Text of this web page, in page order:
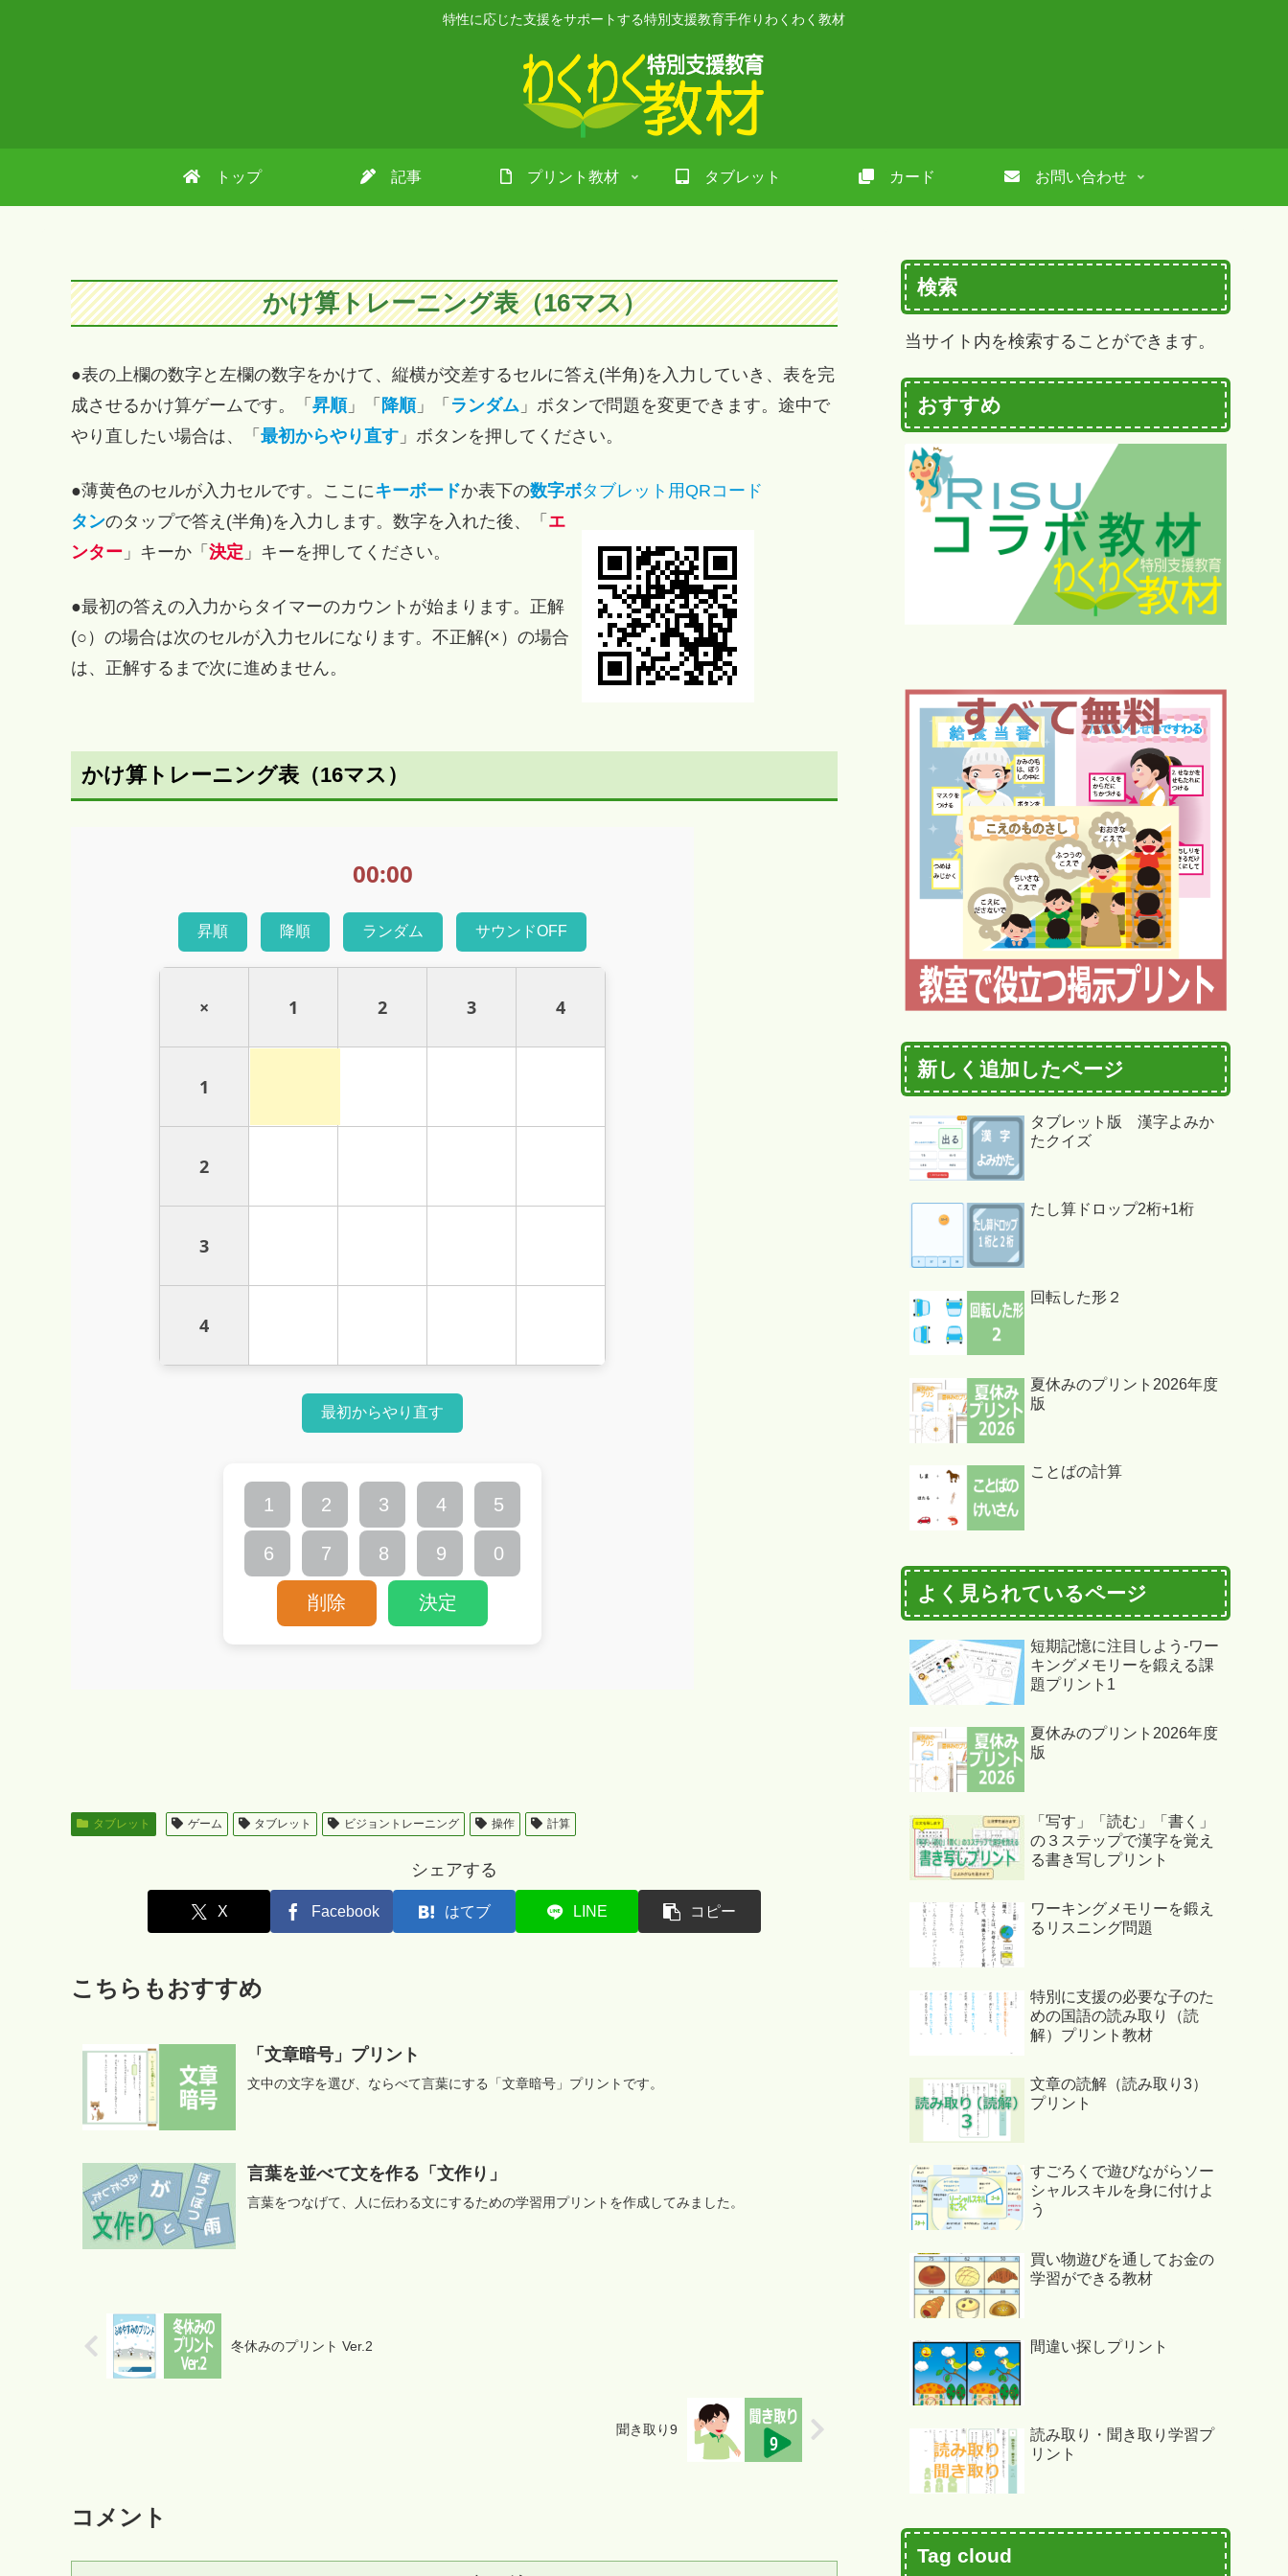
特性に応じた支援をサポートする特別支援教育手作りわくわく教材
トップ 記事 プリント教材 タブレット カード お問い合わせ
かけ算トレーニング表（16マス）
●表の上欄の数字と左欄の数字をかけて、縦横が交差するセルに答え(半角)を入力していき、表を完
成させるかけ算ゲームです。「 昇順」「 降順」「 ランダム 」ボタンで問題を変更できます。途中で
やり直したい場合は、「 最初からやり直す 」ボタンを押してください。
●薄黄色のセルが入力セルです。ここにキーボードか表下の数字ボ
タンのタップで答え(半角)を入力します。数字を入れた後、「 エ
ンター 」キーか「 決定 」キーを押してください。
●最初の答えの入力からタイマーのカウントが始まります。正解
(○）の場合は次のセルが入力セルになります。不正解(×）の場合
は、正解するまで次に進めません。
タブレット用QRコード
かけ算トレーニング表（16マス）
タブレット ゲーム タブレット ビジョントレーニング 操作 計算
シェアする
X Facebook はてブ LINE コピー
こちらもおすすめ
「文章暗号」プリント
文中の文字を選び、ならべて言葉にする「文章暗号」プリントです。
言葉を並べて文を作る「文作り」
言葉をつなげて、人に伝わる文にするための学習用プリントを作成してみました。
冬休みのプリント Ver.2
聞き取り9
コメント
検索
当サイト内を検索することができます。
おすすめ
新しく追加したページ
タブレット版 漢字よみか
たクイズ
たし算ドロップ2桁+1桁
回転した形２
夏休みのプリント2026年度
版
ことばの計算
よく見られているページ
短期記憶に注目しよう-ワー
キングメモリーを鍛える課
題プリント1
夏休みのプリント2026年度
版
「写す」「読む」「書く」
の３ステップで漢字を覚え
る書き写しプリント
ワーキングメモリーを鍛え
るリスニング問題
特別に支援の必要な子のた
めの国語の読み取り（読
解）プリント教材
文章の読解（読み取り3）
プリント
すごろくで遊びながらソー
シャルスキルを身に付けよ
う
買い物遊びを通してお金の
学習ができる教材
間違い探しプリント
読み取り・聞き取り学習プ
リント
Tag cloud